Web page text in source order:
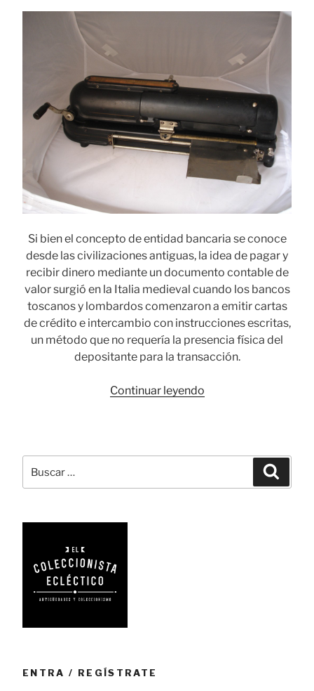
Si bien el concepto de entidad bancaria se conoce
desde las civilizaciones antiguas, la idea de pagar y
recibir dinero mediante un documento contable de
valor surgió en la Italia medieval cuando los bancos
toscanos y lombardos comenzaron a emitir cartas
de crédito e intercambio con instrucciones escritas,
un método que no requería la presencia física del
depositante para la transacción.
Continuar leyendo«Protectograph:
los
falsificadores
de
por:
ENTRA / REGÍSTRATE